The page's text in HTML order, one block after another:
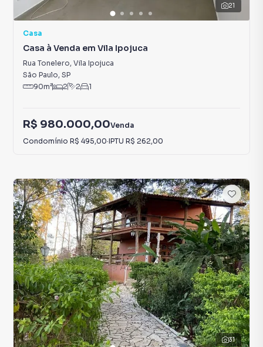
21
Casa
Casa à Venda em Vila Ipojuca
Rua Tonelero, Vila Ipojuca
São Paulo, SP
90m² 2 2 1
R$ 980.000,00Venda
Condomínio R$ 495,00·IPTU R$ 262,00
31